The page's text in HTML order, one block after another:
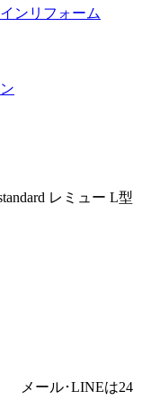
ンリフォーム
レミュー L型
メール･LINEは24